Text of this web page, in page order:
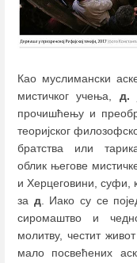
Као муслимански
мистичког учења, д.
прочишћењу и
теоријског
братства или
облик његове
и Херцеговини, суфи,
за д. Иако су се
сиромаштво и
молитву, честит
мало посвећених